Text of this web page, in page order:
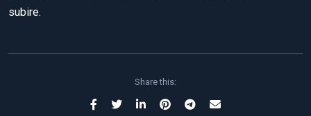
subire.
Share this: